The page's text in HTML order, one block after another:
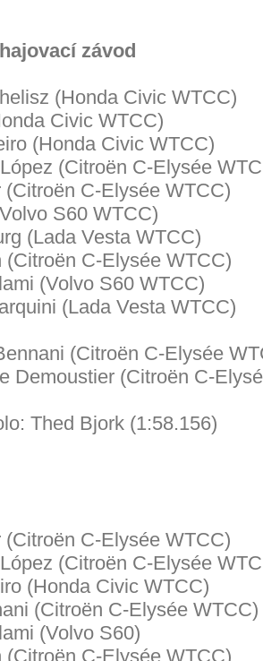
závod
(Honda Civic WTCC)
Civic WTCC)
(Honda Civic WTCC)
(Citroën C-Elysée
(Citroën C-Elysée WTCC)
S60 WTCC)
(Lada Vesta WTCC)
(Citroën C-Elysée WTCC)
(Volvo S60 WTCC)
(Lada Vesta WTCC)
(Citroën C-Elysée
Demoustier (Citroën C-
Thed Bjork (1:58.156)
(Citroën C-Elysée WTCC)
(Citroën C-Elysée
(Honda Civic WTCC)
(Citroën C-Elysée WTCC)
(Volvo S60)
(Citroën C-Elysée WTCC)